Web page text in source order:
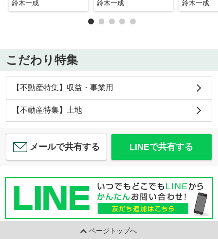
鈴木一成 鈴木一成 鈴木一成
こだわり特集
【不動産特集】収益・事業用
【不動産特集】土地
メールで共有する LINEで共有する
ページトップへ